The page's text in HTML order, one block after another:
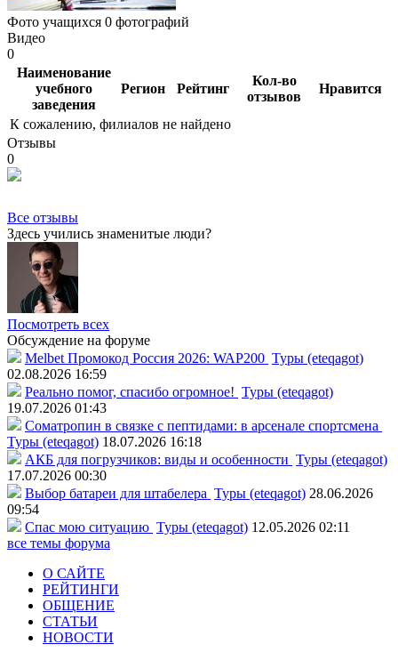
Фото учащихся 0 фотографий
Видео
0
Наименование
учебного
заведения
Регион Рейтинг
Кол-во
отзывов
Нравится
К сожалению, филиалов не найдено
Отзывы
0
Все отзывы
Здесь учились знаменитые люди?
Посмотреть всех
Обсуждение на форуме
Melbet Промокод Россия 2026: WAP200 Туры (eteqagot)
02.08.2026 16:59
Реально помог, спасибо огромное! Туры (eteqagot)
19.07.2026 01:43
Соматропин в связке с пептидами: в арсенале спортсмена
Туры (eteqagot) 18.07.2026 16:18
АКБ для погрузчиков: виды и особенности Туры (eteqagot)
17.07.2026 00:30
Выбор батареи для штабелера Туры (eteqagot) 28.06.2026
09:54
Спас мою ситуацию Туры (eteqagot) 12.05.2026 02:11
все темы форума
О САЙТЕ
РЕЙТИНГИ
ОБЩЕНИЕ
СТАТЬИ
НОВОСТИ